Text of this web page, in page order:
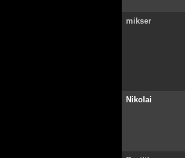
mikser
Nikolai